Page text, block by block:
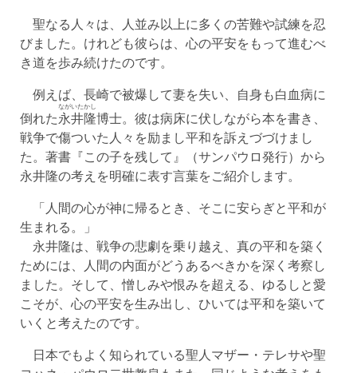
聖なる人々は、人並み以上に多くの苦難や試練を忍
びました。けれども彼らは、心の平安をもって進むべ
き道を歩み続けたのです。
例えば、長崎で被爆して妻を失い、自身も白血病に
倒れた永井隆
ながいたかし
博士。彼は病床に伏しながら本を書き、
戦争で傷ついた人々を励まし平和を訴えづづけまし
た。著書『この子を残して』（サンパウロ発行）から
永井隆の考えを明確に表す言葉をご紹介します。
「人間の心が神に帰るとき、そこに安らぎと平和が
生まれる。」
永井隆は、戦争の悲劇を乗り越え、真の平和を築く
ためには、人間の内面がどうあるべきかを深く考察し
ました。そして、憎しみや恨みを超える、ゆるしと愛
こそが、心の平安を生み出し、ひいては平和を築いて
いくと考えたのです。
日本でもよく知られている聖人マザー・テレサや聖